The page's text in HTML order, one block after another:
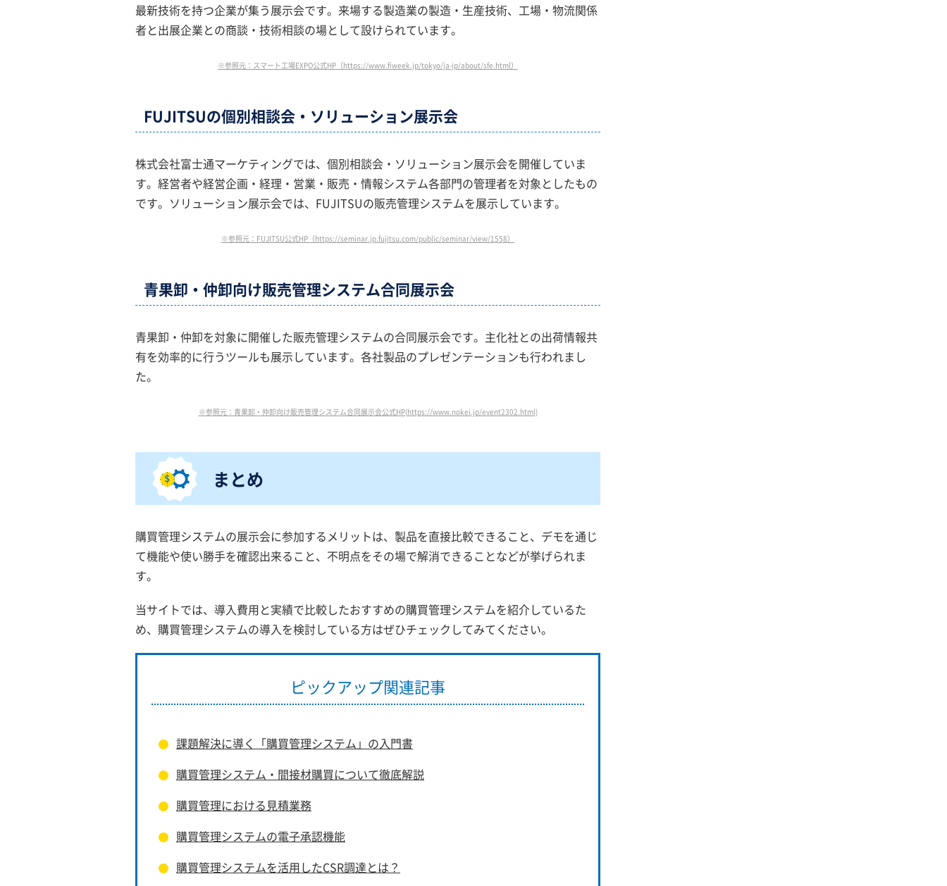
最新技術を持つ企業が集う展示会です。来場する製造業の製造・生産技術、工場・物流関係
者と出展企業との商談・技術相談の場として設けられています。
※参照元：スマート工場EXPO公式HP（https://www.fiweek.jp/tokyo/ja-jp/about/sfe.html）
FUJITSUの個別相談会・ソリューション展示会
株式会社富士通マーケティングでは、個別相談会・ソリューション展示会を開催していま
す。経営者や経営企画・経理・営業・販売・情報システム各部門の管理者を対象としたもの
です。ソリューション展示会では、FUJITSUの販売管理システムを展示しています。
※参照元：FUJITSU公式HP（https://seminar.jp.fujitsu.com/public/seminar/view/1558）
青果卸・仲卸向け販売管理システム合同展示会
青果卸・仲卸を対象に開催した販売管理システムの合同展示会です。主化社との出荷情報共
有を効率的に行うツールも展示しています。各社製品のプレゼンテーションも行われまし
た。
※参照元：青果卸・仲卸向け販売管理システム合同展示会公式HP(https://www.nokei.jp/event2302.html)
まとめ
購買管理システムの展示会に参加するメリットは、製品を直接比較できること、デモを通じ
て機能や使い勝手を確認出来ること、不明点をその場で解消できることなどが挙げられま
す。
当サイトでは、導入費用と実績で比較したおすすめの購買管理システムを紹介しているた
め、購買管理システムの導入を検討している方はぜひチェックしてみてください。
ピックアップ関連記事
課題解決に導く「購買管理システム」の入門書
購買管理システム・間接材購買について徹底解説
購買管理における見積業務
購買管理システムの電子承認機能
購買管理システムを活用したCSR調達とは？